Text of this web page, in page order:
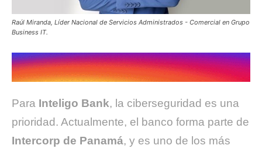
Raúl Miranda, Líder Nacional de Servicios Administrados - Comercial en Grupo
Business IT.
Para Inteligo Bank, la ciberseguridad es una
prioridad. Actualmente, el banco forma parte de
Intercorp de Panamá, y es uno de los más